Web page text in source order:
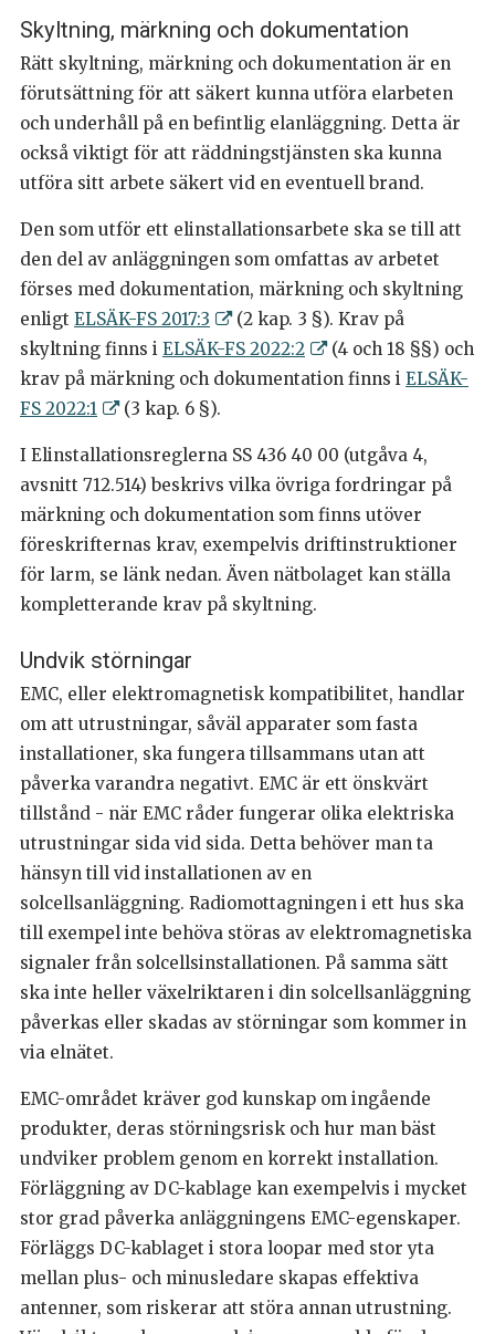
Skyltning, märkning och dokumentation
Rätt skyltning, märkning och dokumentation är en
förutsättning för att säkert kunna utföra elarbeten
och underhåll på en befintlig elanläggning. Detta är
också viktigt för att räddningstjänsten ska kunna
utföra sitt arbete säkert vid en eventuell brand.
Den som utför ett elinstallationsarbete ska se till att
den del av anläggningen som omfattas av arbetet
förses med dokumentation, märkning och skyltning
enligt ELSÄK-FS 2017:3
(2 kap. 3 §). Krav på
skyltning finns i ELSÄK-FS 2022:2
(4 och 18 §§) och
krav på märkning och dokumentation finns i ELSÄK-
FS 2022:1
(3 kap. 6 §).
I Elinstallationsreglerna SS 436 40 00 (utgåva 4,
avsnitt 712.514) beskrivs vilka övriga fordringar på
märkning och dokumentation som finns utöver
föreskrifternas krav, exempelvis driftinstruktioner
för larm, se länk nedan. Även nätbolaget kan ställa
kompletterande krav på skyltning.
Undvik störningar
EMC, eller elektromagnetisk kompatibilitet, handlar
om att utrustningar, såväl apparater som fasta
installationer, ska fungera tillsammans utan att
påverka varandra negativt. EMC är ett önskvärt
tillstånd - när EMC råder fungerar olika elektriska
utrustningar sida vid sida. Detta behöver man ta
hänsyn till vid installationen av en
solcellsanläggning. Radiomottagningen i ett hus ska
till exempel inte behöva störas av elektromagnetiska
signaler från solcellsinstallationen. På samma sätt
ska inte heller växelriktaren i din solcellsanläggning
påverkas eller skadas av störningar som kommer in
via elnätet.
EMC-området kräver god kunskap om ingående
produkter, deras störningsrisk och hur man bäst
undviker problem genom en korrekt installation.
Förläggning av DC-kablage kan exempelvis i mycket
stor grad påverka anläggningens EMC-egenskaper.
Förläggs DC-kablaget i stora loopar med stor yta
mellan plus- och minusledare skapas effektiva
antenner, som riskerar att störa annan utrustning.